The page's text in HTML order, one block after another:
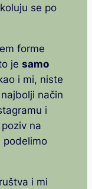
se po
forme
je samo
i mi, niste
način
i
na
podelimo
i mi